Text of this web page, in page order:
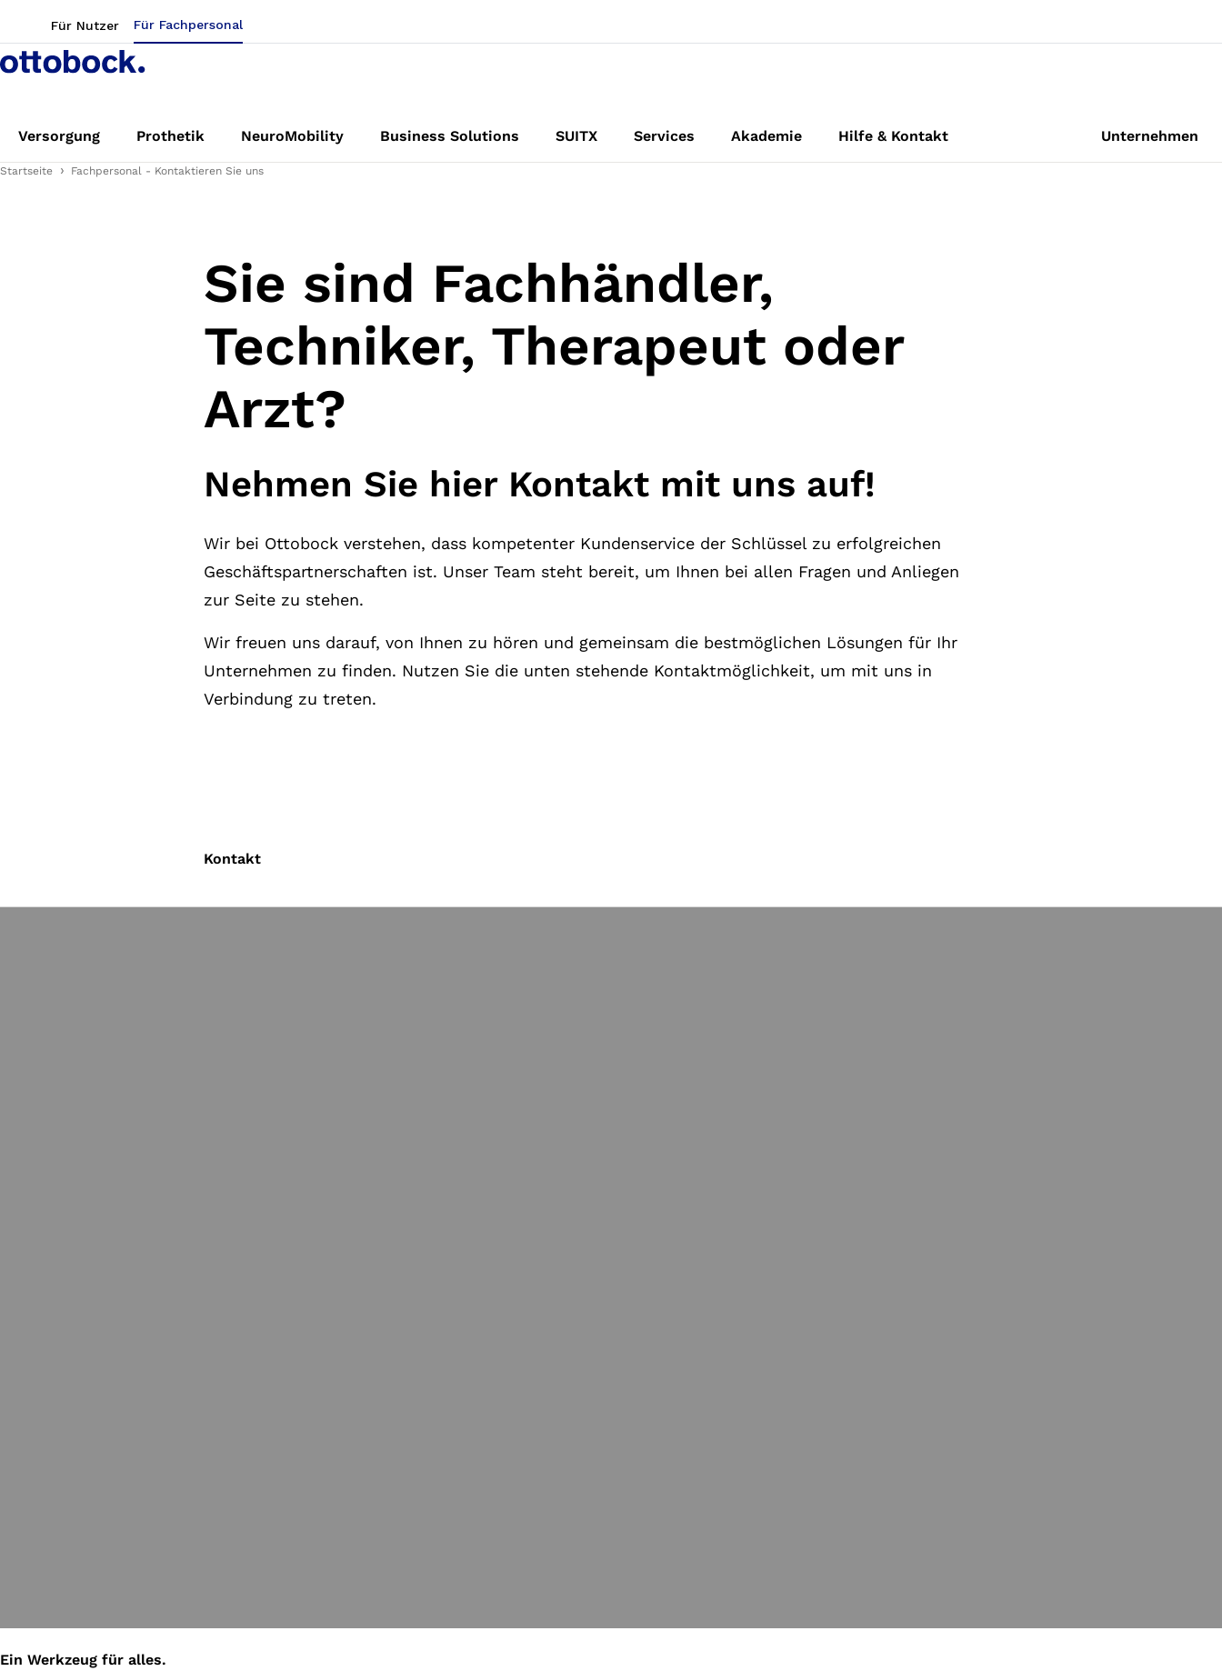
Für Nutzer Für Fachpersonal
Versorgung Prothetik NeuroMobility Business Solutions SUITX Services Akademie Hilfe & Kontakt Unternehmen
Startseite Fachpersonal - Kontaktieren Sie uns
Sie sind Fachhändler,
Techniker, Therapeut oder
Arzt?
Nehmen Sie hier Kontakt mit uns auf!
Wir bei Ottobock verstehen, dass kompetenter Kundenservice der Schlüssel zu erfolgreichen
Geschäftspartnerschaften ist. Unser Team steht bereit, um Ihnen bei allen Fragen und Anliegen
zur Seite zu stehen.
Wir freuen uns darauf, von Ihnen zu hören und gemeinsam die bestmöglichen Lösungen für Ihr
Unternehmen zu finden. Nutzen Sie die unten stehende Kontaktmöglichkeit, um mit uns in
Verbindung zu treten.
Kontakt
Ein Werkzeug für alles.